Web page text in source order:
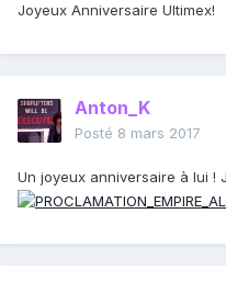
Joyeux Anniversaire Ultimex!
Anton_K
Posté 8 mars 2017
Un joyeux anniversaire à lui !